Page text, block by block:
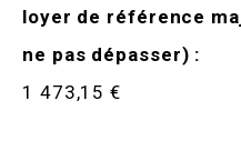
loyer de référence
ne pas dépasser) :
1 473,15 €